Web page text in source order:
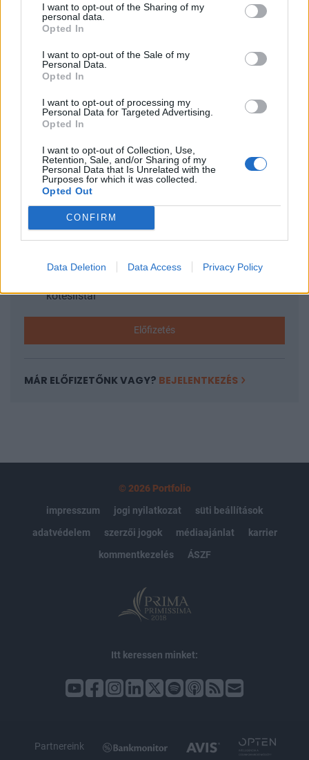
I want to opt-out of the Sharing of my
personal data.
Opted In
I want to opt-out of the Sale of my
Personal Data.
Opted In
I want to opt-out of processing my
Personal Data for Targeted Advertising.
Opted In
I want to opt-out of Collection, Use,
Retention, Sale, and/or Sharing of my
Personal Data that Is Unrelated with the
Purposes for which it was collected.
Opted Out
CONFIRM
Data Deletion Data Access Privacy Policy
én jön a Nyugat-magyarországi Economic Forum, ami
magas szintű szakmai párbeszédet és értékes üzleti
Részletek a linken.Információ és jelentkezésKorábbi
cikkeinkben részletesen bemutattuk, hogy a kormány
milyen új előrejelzésekkel tervezi a következő 4 évet a
KEDVES OLVASÓNK!
A keresett cikk a portfolio.hu hírarchívumához
tartozik, melynek olvasása előfizetéses
regisztrációhoz kötött.
Az előfizetés a következőket tartalmazza:
Portfolio.hu teljes cikkarchívum
kötéslistái
Előfizetés
MÁR ELŐFIZETŐNK VAGY? BEJELENTKEZÉS
© 2026 Portfolio
impresszum
jogi nyilatkozat
süti beállítások
adatvédelem
szerzői jogok médiaajánlat
karrier
kommentkezelés
ÁSZF
Itt keressen minket:
Partnereink